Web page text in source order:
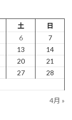
土
日
6
7
13
14
20
21
27
28
4月 »